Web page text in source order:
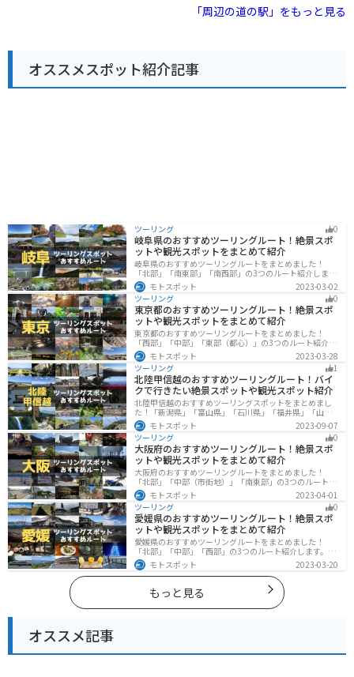
トランがあります。特に、加東市のブランド豚「播州百
日どり」を使った料理はおすすめです。道の駅 とうじょ
灘など、観光スポットも点在しているので、観光の拠点
としても利用できます。道の駅 とうじょうを訪れた際に
は、ぜひ、地元の特産品である「播州織」の製品もチェ
「周辺の道の駅」をもっと見る
オススメスポット紹介記事
ツーリング 0
岐阜県のおすすめツーリングルート！絶景スポ
ットや観光スポットをまとめて紹介
岐阜県のおすすめツーリングルートをまとめました！
「北部」「南東部」「南西部」の3つのルート紹介しま
す。自然豊かな山が充実しており、山を生かした施設や
グルメ、絶景スポットなど、自然を満喫するツーリング
ができます。バイクで岐阜県にツーリングに行く際は参
考にしてください。
モトスポット
2023-03-02
ツーリング
0
東京都のおすすめツーリングルート！絶景スポ
ットや観光スポットをまとめて紹介
東京都のおすすめツーリングルートをまとめました！
「西部」「中部」「東部（都心）」の3つのルート紹介し
ます。西に行けば奥多摩の自然、東に行けば都心スポッ
トと、自然も街も楽しめるスポットが多数あります。バ
イクで東京都にツーリングに行く際は参考にしてくださ
い。
モトスポット
2023-03-28
ツーリング
1
北陸甲信越のおすすめツーリングルート！バイ
クで行きたい絶景スポットや観光スポット紹介
北陸甲信越のおすすめツーリングスポットをまとめまし
た！「新潟県」「富山県」「石川県」「福井県」「山梨
県」「長野県」の各県の観光地紹介します。自然豊かな
山々や湖、温泉地が点在し、四季折々の景色を楽しめる
スポットが多数あります。バイクで北陸甲信越にツーリ
ングに行く際は参考にしてください。
モトスポット
2023-09-07
ツーリング
0
大阪府のおすすめツーリングルート！絶景スポ
ットや観光スポットをまとめて紹介
大阪府のおすすめツーリングルートをまとめました！
「北部」「中部（市街地）」「南東部」の3つのルート紹
介します。歴史と近代が融合した魅力的なエリアで様々
な楽しみ方ができます。バイクで大阪府にツーリングに
行く際は参考にしてください。
モトスポット
2023-04-01
ツーリング
0
愛媛県のおすすめツーリングルート！絶景スポ
ットや観光スポットをまとめて紹介
愛媛県のおすすめツーリングルートをまとめました！
「北部」「中部」「西部」の3つのルート紹介します。山
や海といった自然だけでなく、気軽に渡れる島もあり
様々な楽しみ方ができます。バイクで愛媛県にツーリン
グに行く際は参考にしてください。
モトスポット 2023-03-20
もっと見る
オススメ記事